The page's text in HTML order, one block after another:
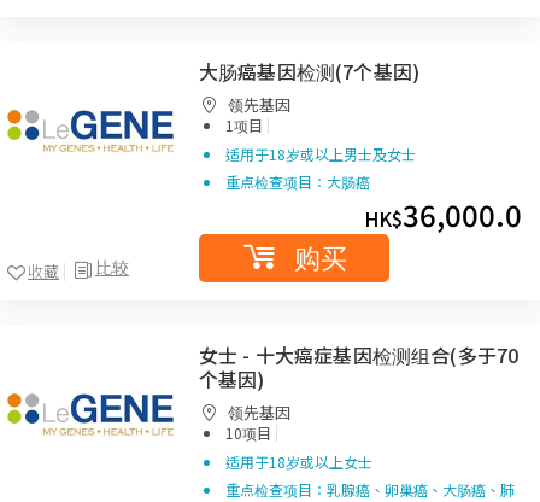
比较
收藏
大肠癌基因检测(7个基因)
领先基因
1项目 |
适用于18岁或以上男士及女士
重点检查项目：大肠癌
HK$36,000.0
购买
女士 - 十大癌症基因检测组合(多于70
个基因)
领先基因
10项目 |
适用于18岁或以上女士
重点检查项目：乳腺癌、卵巢癌、大肠癌、肺